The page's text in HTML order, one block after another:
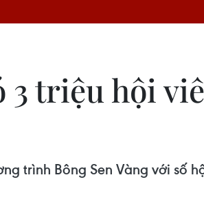
triệu hội
trình Bông Sen Vàng với số